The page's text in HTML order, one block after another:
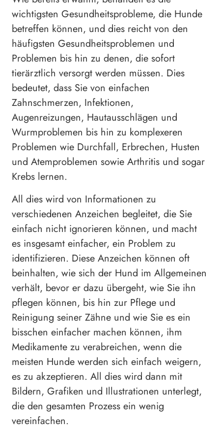
wichtigsten Gesundheitsprobleme, die Hunde
betreffen können, und dies reicht von den
häufigsten Gesundheitsproblemen und
Problemen bis hin zu denen, die sofort
tierärztlich versorgt werden müssen. Dies
bedeutet, dass Sie von einfachen
Zahnschmerzen, Infektionen,
Augenreizungen, Hautausschlägen und
Wurmproblemen bis hin zu komplexeren
Problemen wie Durchfall, Erbrechen, Husten
und Atemproblemen sowie Arthritis und sogar
Krebs lernen.
All dies wird von Informationen zu
verschiedenen Anzeichen begleitet, die Sie
einfach nicht ignorieren können, und macht
es insgesamt einfacher, ein Problem zu
identifizieren. Diese Anzeichen können oft
beinhalten, wie sich der Hund im Allgemeinen
verhält, bevor er dazu übergeht, wie Sie ihn
pflegen können, bis hin zur Pflege und
Reinigung seiner Zähne und wie Sie es ein
bisschen einfacher machen können, ihm
Medikamente zu verabreichen, wenn die
meisten Hunde werden sich einfach weigern,
es zu akzeptieren. All dies wird dann mit
Bildern, Grafiken und Illustrationen unterlegt,
die den gesamten Prozess ein wenig
vereinfachen.